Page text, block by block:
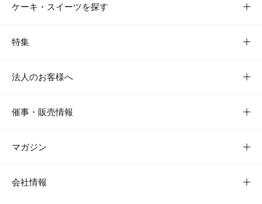
ケーキ・スイーツを探す
特集
法人のお客様へ
催事・販売情報
マガジン
会社情報